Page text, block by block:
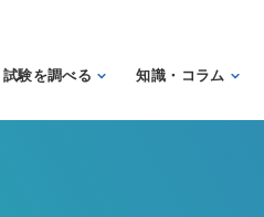
試験を調べる 知識・コラム